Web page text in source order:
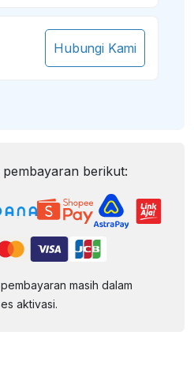
Hubungi Kami
pembayaran berikut:
masih dalam
aktivasi.